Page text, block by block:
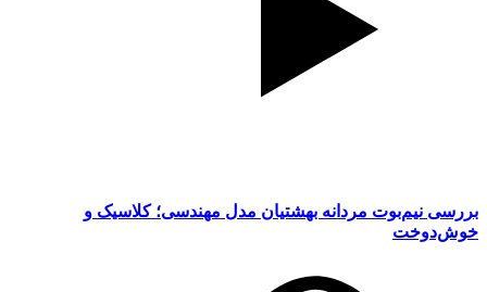
بررسی نیم‌بوت مردانه بهشتیان مدل مهندسی؛ کلاسیک و
خوش‌دوخت